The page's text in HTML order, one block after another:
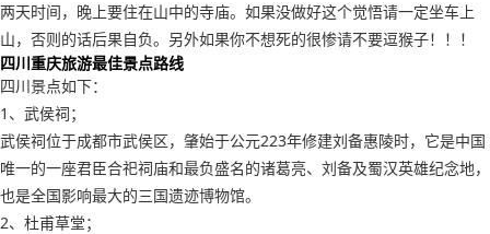
两天时间，晚上要住在山中的寺庙。如果没做好这个觉悟请一定坐车上
山，否则的话后果自负。另外如果你不想死的很惨请不要逗猴子！！！
四川重庆旅游最佳景点路线
四川景点如下：
1、武侯祠；
武侯祠位于成都市武侯区，肇始于公元223年修建刘备惠陵时，它是中国
唯一的一座君臣合祀祠庙和最负盛名的诸葛亮、刘备及蜀汉英雄纪念地，
也是全国影响最大的三国遗迹博物馆。
2、杜甫草堂；